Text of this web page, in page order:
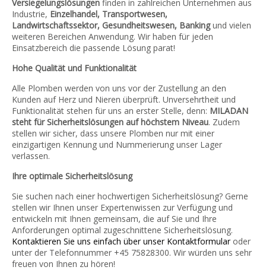
Versiegelungslösungen finden in zahlreichen Unternehmen aus
Industrie, Einzelhandel, Transportwesen,
Landwirtschaftssektor, Gesundheitswesen, Bankingund vielen
weiteren Bereichen Anwendung. Wir haben für jeden
Einsatzbereich die passende Lösung parat!
Hohe Qualität und Funktionalität
Alle Plomben werden von uns vor der Zustellung an den
Kunden auf Herz und Nieren überprüft. Unversehrtheit und
Funktionalität stehen für uns an erster Stelle, denn: MILADAN
steht für Sicherheitslösungen auf höchstem Niveau. Zudem
stellen wir sicher, dass unsere Plomben nur mit einer
einzigartigen Kennung und Nummerierung unser Lager
verlassen.
Ihre optimale Sicherheitslösung
Sie suchen nach einer hochwertigen Sicherheitslösung? Gerne
stellen wir Ihnen unser Expertenwissen zur Verfügung und
entwickeln mit Ihnen gemeinsam, die auf Sie und Ihre
Anforderungen optimal zugeschnittene Sicherheitslösung.
Kontaktieren Sie uns einfach über unser Kontaktformularoder
unter der Telefonnummer +45 75828300. Wir würden uns sehr
freuen von Ihnen zu hören!